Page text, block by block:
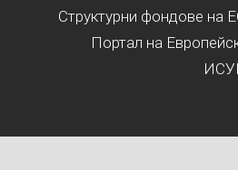
Структурни фондове на
Портал на